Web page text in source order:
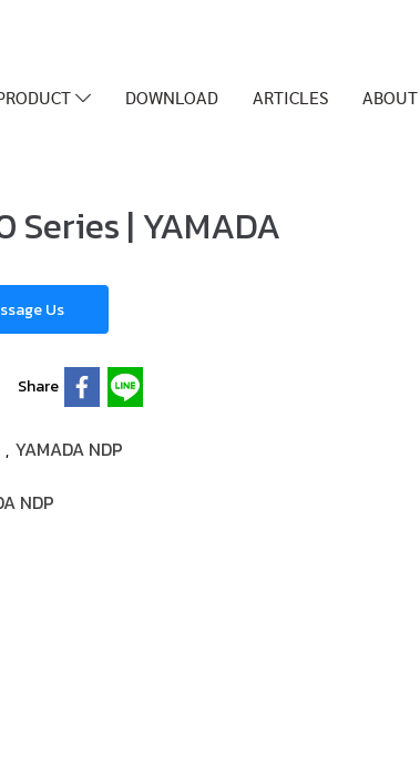
DOWNLOAD ARTICLES ABOUT
Series | YAMADA
Us
Share
, YAMADA NDP
NDP